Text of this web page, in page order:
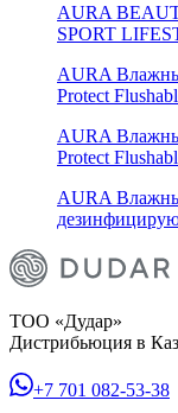
AURA
SPORT
AURA
Protect
AURA
Protect
AURA
ТОО «Дудар»
Дистрибьюция в
+7 701 082-53-38